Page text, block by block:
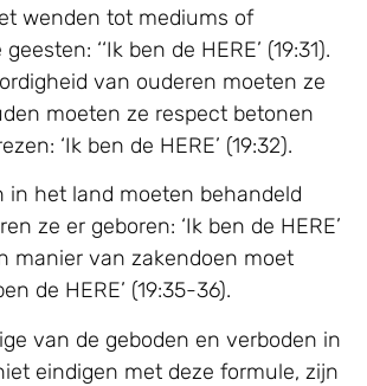
wenden tot mediums of
‘‘Ik ben de HERE’ (19:31).
van ouderen moeten ze
moeten ze respect betonen
‘Ik ben de HERE’ (19:32).
in het land moeten behandeld
ze er geboren: ‘Ik ben de HERE’
manier van zakendoen moet
de HERE’ (19:35-36).
van de geboden en verboden in
eindigen met deze formule, zijn